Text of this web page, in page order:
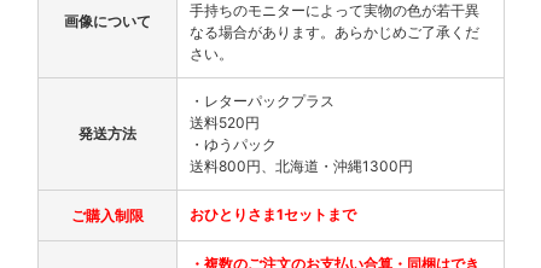
画像について
手持ちのモニターによって実物の色が若干異
なる場合があります。あらかじめご了承くだ
さい。
発送方法
・レターパックプラス
送料520円
・ゆうパック
送料800円、北海道・沖縄1300円
ご購入制限 おひとりさま1セットまで
・複数のご注文のお支払い合算・同梱はでき